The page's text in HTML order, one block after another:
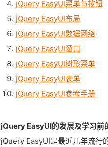
jQuery EasyUI菜单与按钮
jQuery EasyUI布局
jQuery EasyUI数据网络
jQuery EasyUI窗口
jQuery EasyUI树形菜单
jQuery EasyUI表单
jQuery EasyUI参考手册
jQuery EasyUI的发展及学习前
jQuery EasyUI是最近几年流行